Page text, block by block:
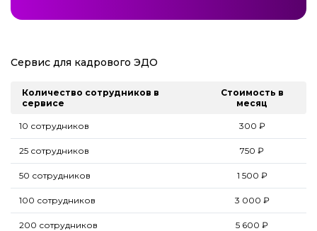
Сервис для кадрового ЭДО
Количество сотрудников в
сервисе
Стоимость в
месяц
10 сотрудников 300 ₽
25 сотрудников 750 ₽
50 сотрудников 1 500 ₽
100 сотрудников 3 000 ₽
200 сотрудников 5 600 ₽